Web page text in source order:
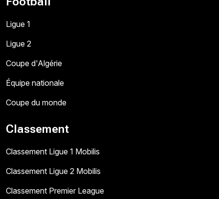
Ligue 1
Ligue 2
Coupe d'Algérie
Équipe nationale
Coupe du monde
Classement
Classement Ligue 1 Mobilis
Classement Ligue 2 Mobilis
Classement Premier League